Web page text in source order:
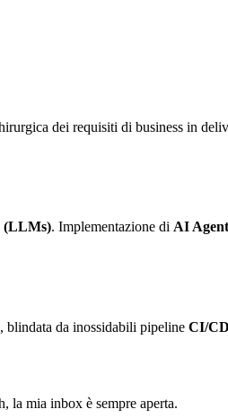
dei requisiti di business in
(LLMs). Implementazione di AI
blindata da inossidabili pipeline CI/
la mia inbox è sempre aperta.